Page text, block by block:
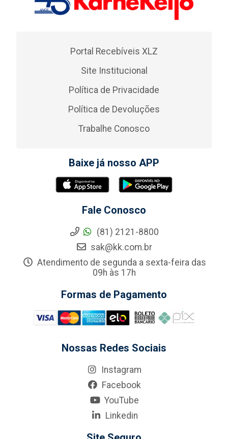
Portal Recebíveis XLZ
Site Institucional
Política de Privacidade
Política de Devoluções
Trabalhe Conosco
Baixe já nosso APP
Fale Conosco
(81) 2121-8800
sak@kk.com.br
Atendimento de segunda a sexta-feira das
09h às 17h
Formas de Pagamento
Nossas Redes Sociais
Instagram
Facebook
YouTube
Linkedin